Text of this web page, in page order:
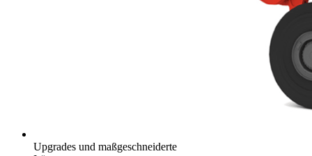
Upgrades und maßgeschneiderte